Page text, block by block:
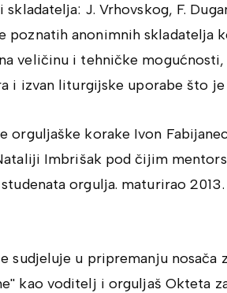
skladatelja: J. Vrhovskog, F.
poznatih anonimnih skladatelja
veličinu i tehničke
i izvan liturgijske uporabe što
orguljaške korake Ivon
Imbrišak pod čijim
orgulja. maturirao
sudjeluje u pripremanju nosača
kao voditelj i orguljaš Okteta